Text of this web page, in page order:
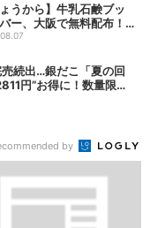
ょうから】牛乳石鹸ブッ
ー、大阪で無料配布！
名に「牛のカー...
売続出…銀だこ「夏の回
円”お得に！数量限定
by